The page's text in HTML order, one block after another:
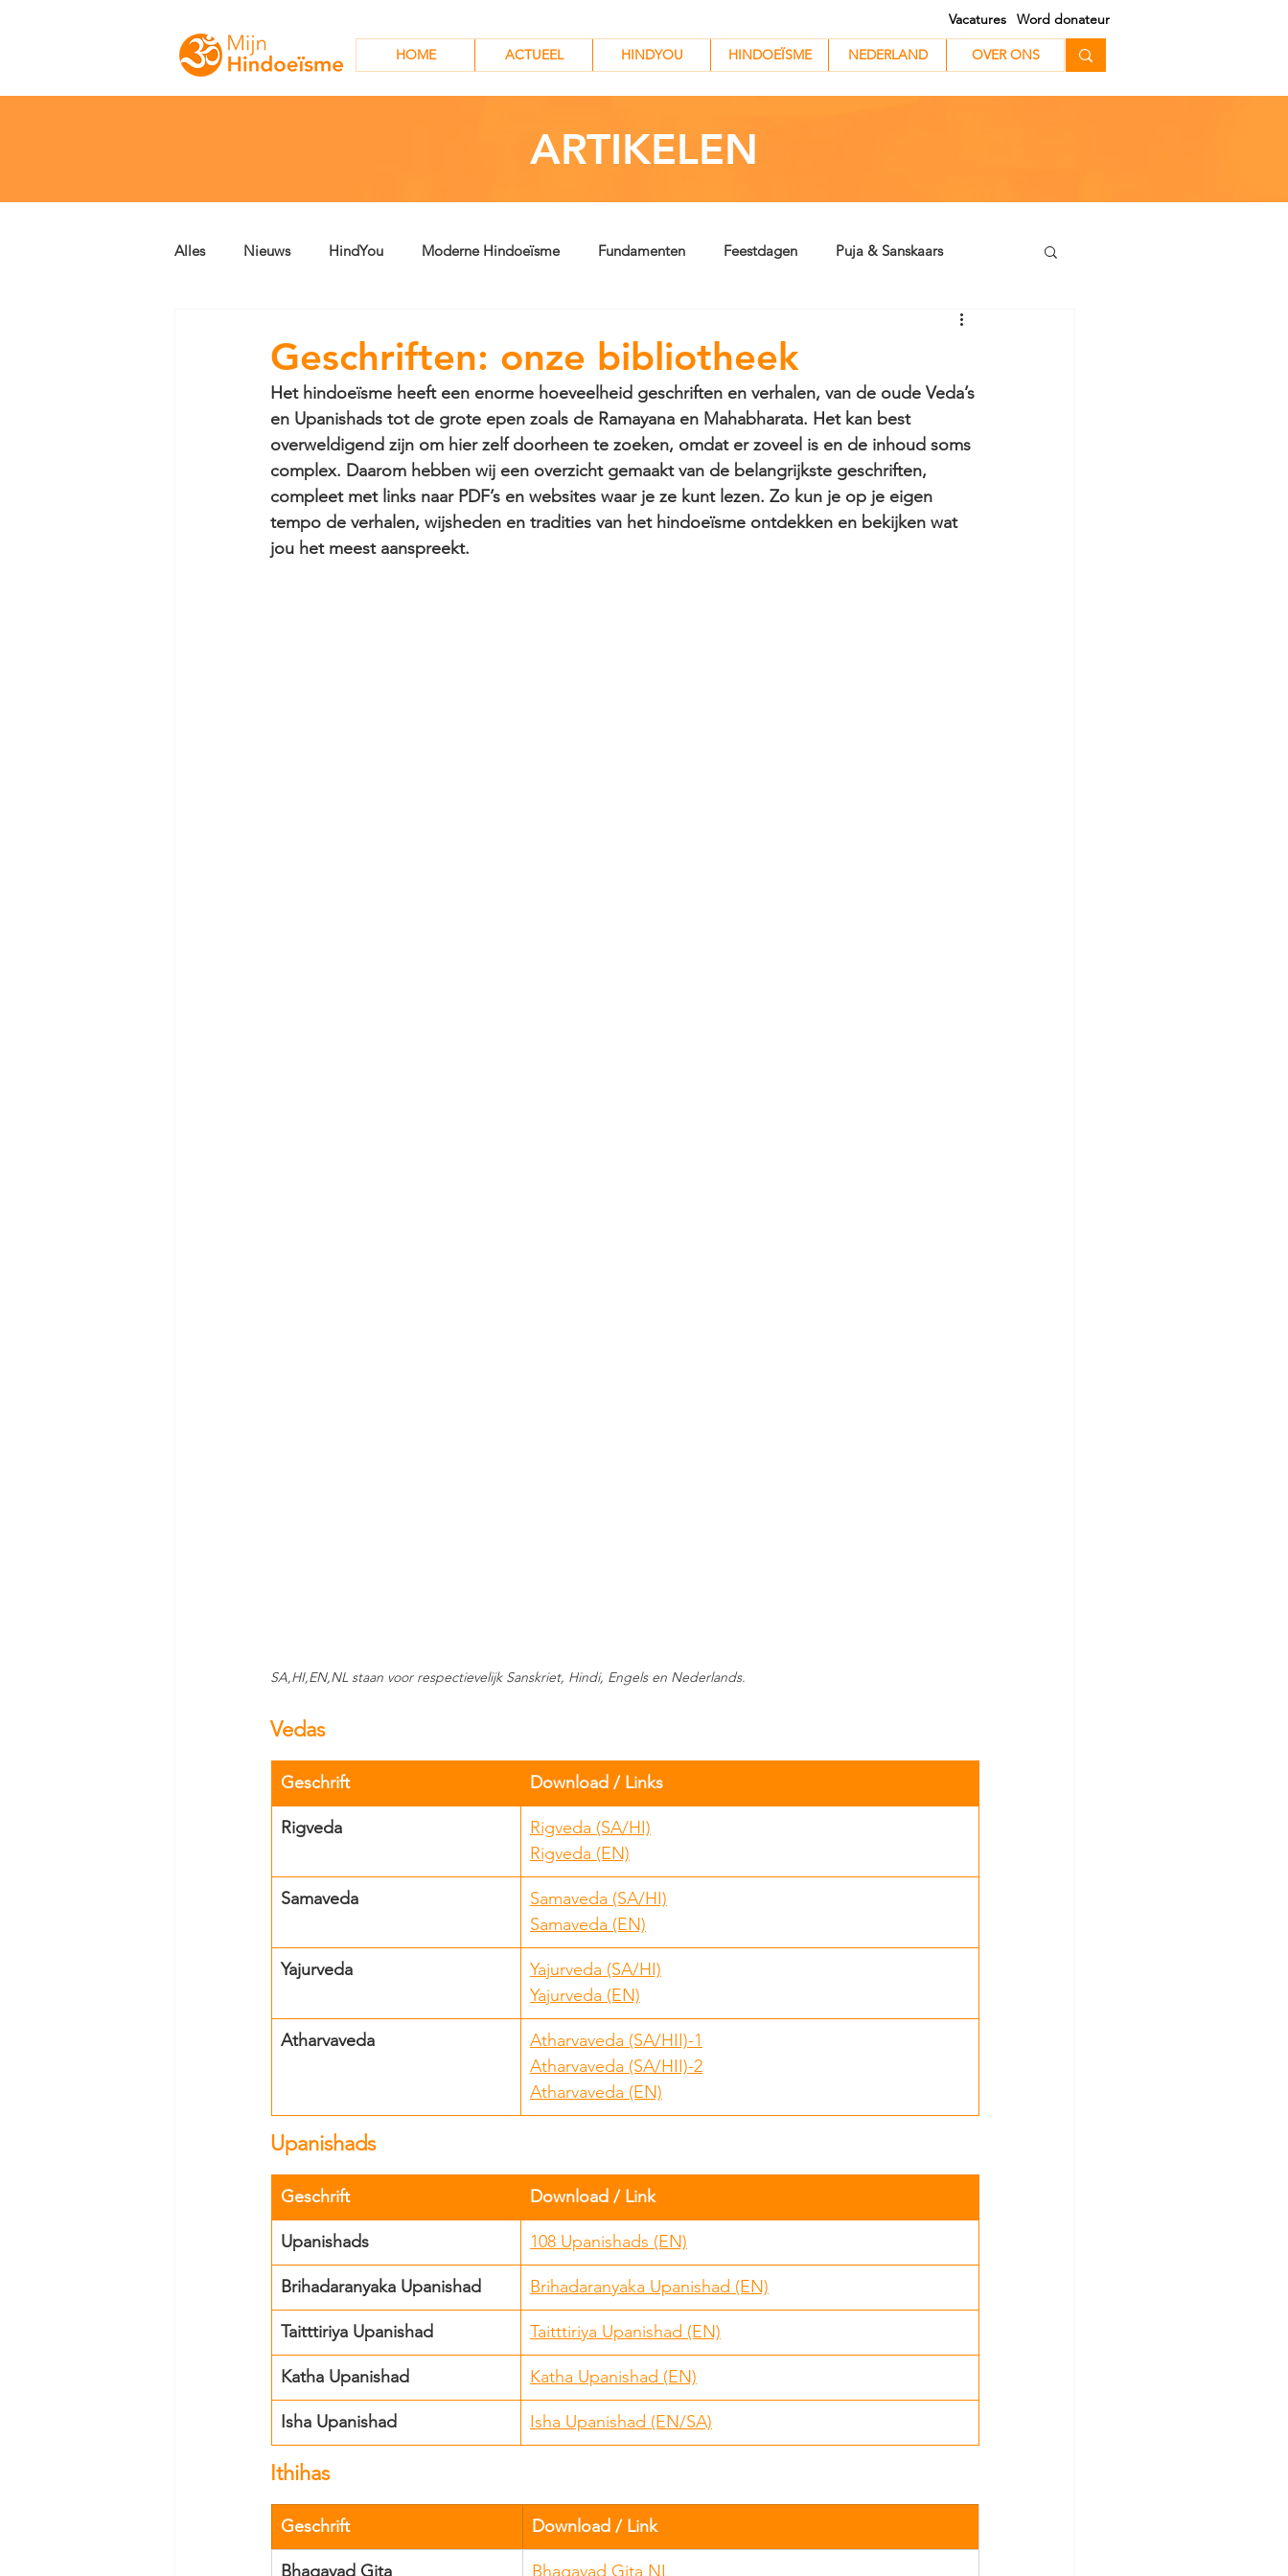
Vacatures
Word donateur
NEDERLAND
HINDOEÏSME
HINDYOU
HOME ACTUEEL HINDYOU HINDOEÏSME NEDERLAND OVER ONS
ARTIKELEN
Alles Nieuws HindYou Moderne Hindoeïsme Fundamenten Feestdagen Puja & Sanskaars
Geschriften: onze bibliotheek
Het hindoeïsme heeft een enorme hoeveelheid geschriften en verhalen, van de oude Veda’s
en Upanishads tot de grote epen zoals de Ramayana en Mahabharata. Het kan best
overweldigend zijn om hier zelf doorheen te zoeken, omdat er zoveel is en de inhoud soms
complex. Daarom hebben wij een overzicht gemaakt van de belangrijkste geschriften,
compleet met links naar PDF’s en websites waar je ze kunt lezen. Zo kun je op je eigen
tempo de verhalen, wijsheden en tradities van het hindoeïsme ontdekken en bekijken wat
jou het meest aanspreekt.
SA,HI,EN,NL staan voor respectievelijk Sanskriet, Hindi, Engels en Nederlands.
Vedas
Geschrift Download / Links
Rigveda
Rigveda (SA/HI)
Rigveda (EN)
Samaveda
Samaveda (SA/HI)
Samaveda (EN)
Yajurveda
Yajurveda (SA/HI)
Yajurveda (EN)
Atharvaveda
Atharvaveda (SA/HII)-1
Atharvaveda (SA/HII)-2
Atharvaveda (EN)
Upanishads
Geschrift Download / Link
Upanishads 108 Upanishads (EN)
Brihadaranyaka Upanishad Brihadaranyaka Upanishad (EN)
Taitttiriya Upanishad Taitttiriya Upanishad (EN)
Katha Upanishad Katha Upanishad (EN)
Isha Upanishad Isha Upanishad (EN/SA)
Ithihas
Geschrift Download / Link
Bhagavad Gita Bhagavad Gita NL